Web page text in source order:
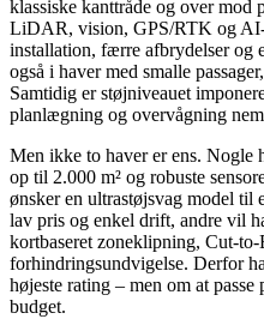
klassiske kanttråde og over
LiDAR, vision, GPS/RTK og
installation, færre afbrydelser
også i haver med smalle
Samtidig er støjniveauet
planlægning og overvågning
Men ikke to haver er ens. Nogle
op til 2.000 m² og robuste
ønsker en ultrastøjsvag model
lav pris og enkel drift, andre vil
kortbaseret zoneklipning, Cut-to-
forhindringsundvigelse. Derfor
højeste rating – men om at
budget.